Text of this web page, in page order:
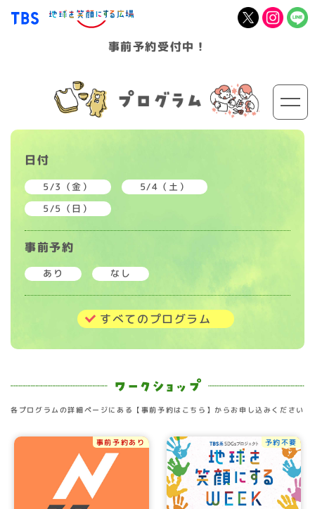
事前予約受付中！
日付
5/3（金）
5/4（土）
5/5（日）
事前予約
あり なし
すべてのプログラム
各プログラムの詳細ページにある【事前予約はこちら】からお申し込みください
事前予約あり 予約不要